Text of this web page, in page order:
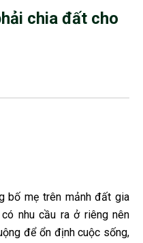
chia đất cho
bố mẹ trên mảnh đất gia
nhu cầu ra ở riêng nên
để ổn định cuộc sống,